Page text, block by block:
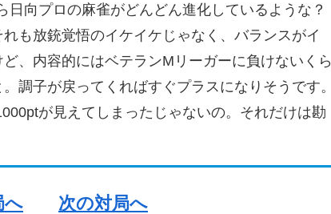
日向プロの麻雀がどんどん進化しているような？
も放銃覚悟のイケイケじゃなく、バランスがイ
、内容的にはベテランMリーガーに負けないくら
調子が戻ってくればすぐプラスになりそうです。
が見えてしまったじゃないの。それだけは勘
へ 次の対局へ